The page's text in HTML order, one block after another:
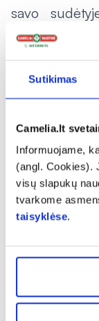
Sutikimas
Camelia.lt
Informuojame,
(angl. Cookies).
visų slapukų
tvarkome
taisyklėse.
savo
seleno,
akimis
žuvies
net ir
regą.
Mėnesio